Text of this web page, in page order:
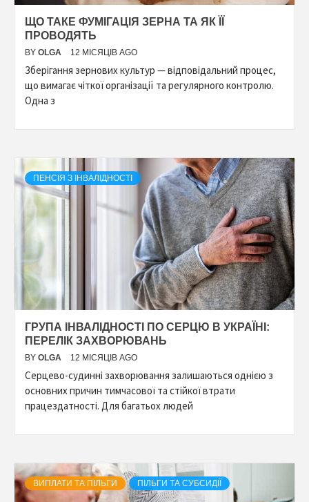
ЩО ТАКЕ ФУМІГАЦІЯ ЗЕРНА ТА ЯК ЇЇ
ПРОВОДЯТЬ
BY OLGA 12 МІСЯЦІВ AGO
Зберігання зернових культур — відповідальний процес,
що вимагає чіткої організації та регулярного контролю.
Одна з
ПЕНСІЯ З ІНВАЛІДНОСТІ
ГРУПА ІНВАЛІДНОСТІ ПО СЕРЦЮ В УКРАЇНІ:
ПЕРЕЛІК ЗАХВОРЮВАНЬ
BY OLGA 12 МІСЯЦІВ AGO
Серцево-судинні захворювання залишаються однією з
основних причин тимчасової та стійкої втрати
працездатності. Для багатьох людей
ВИПЛАТИ ТА ПІЛЬГИ ПІЛЬГИ ТА СУБСИДІЇ